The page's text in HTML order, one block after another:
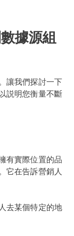
據源組
讓我們探討一下
説明您衡量不斷
有實際位置的品
它在告訴營銷人
去某個特定的地